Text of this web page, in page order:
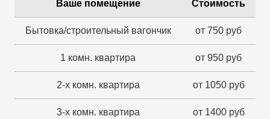
Ваше помещение Стоимость
Бытовка/строительный вагончик от 750 руб
1 комн. квартира от 950 руб
2-х комн. квартира от 1050 руб
3-х комн. квартира от 1400 руб